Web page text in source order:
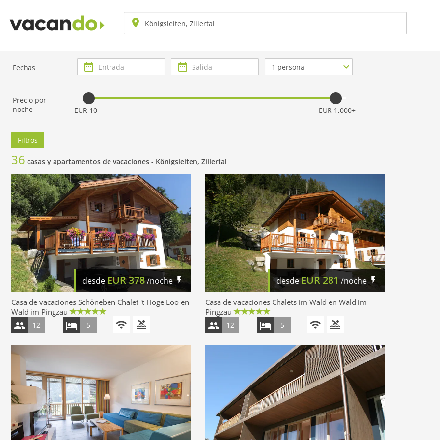
Fechas
Entrada Salida
de
Precio por
noche
EUR 10 EUR 1,000+
Filtros
36 casas y apartamentos de vacaciones - Königsleiten, Zillertal
desde EUR378/noche
Casa de vacaciones Schöneben Chalet 't Hoge Loo en
Wald im Pingzau
12 5
desdeEUR281 /noche
Casa de vacaciones Chalets im Wald en Wald im
Pingzau
12 5